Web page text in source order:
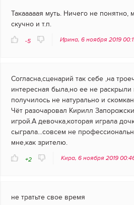
Такааааая муть. Ничего не понятно,
скучно и т.п.
-5 Ирина, 6 ноября 2019
Согласна,сценарий так себе ,на
интересная была,но ее не
получилось не натурально и
Чёт разочаровал Кирилл
игрой.А девочка,которая играла
сыграла...совсем не
мне,как зрителю.
+2 Кира, 6 ноября 2019
не тратьте свое время